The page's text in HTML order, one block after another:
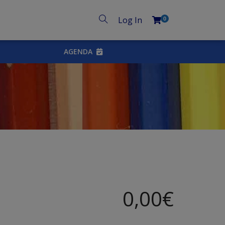
Log In 0
AGENDA
0,00€